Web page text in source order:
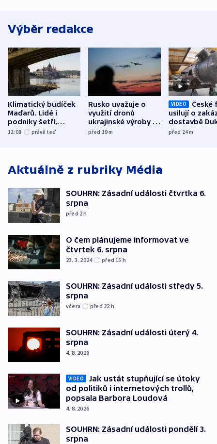
Výběr redakce
Klimatický budíček
Maďarů. Lidé i
podniky šetří,
omezuje se doprava
12:08 právě teď
Rusko uvažuje o
využití dronů
ukrajinské výroby k
útokům v Pobaltí,
před 19m
VIDEO
České
usilují o
dostavbě
před 24m
Aktuálně z rubriky Média
SOUHRN: Zásadní události čtvrtka 6.
srpna
před 2h
O čem plánujeme informovat ve
čtvrtek 6. srpna
23. 3. 2024 před 15 h
SOUHRN: Zásadní události středy 5.
srpna
včera před 22 h
SOUHRN: Zásadní události úterý 4.
srpna
4. 8. 2026
VIDEO
Jak ustát stupňující se útoky
od politiků i internetových trollů,
popsala Barbora Loudová
4. 8. 2026
SOUHRN: Zásadní události pondělí 3.
srpna